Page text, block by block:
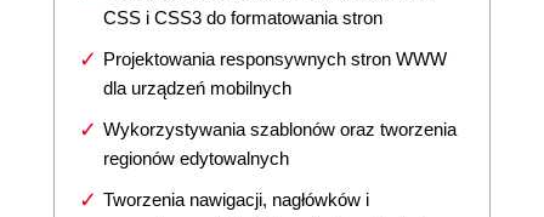
CSS i CSS3 do formatowania stron
Projektowania responsywnych stron WWW
dla urządzeń mobilnych
Wykorzystywania szablonów oraz tworzenia
regionów edytowalnych
Tworzenia nawigacji, nagłówków i